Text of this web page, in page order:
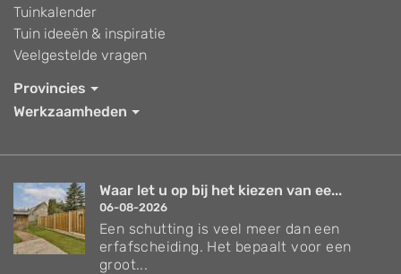
Tuinkalender
Tuin ideeën & inspiratie
Veelgestelde vragen
Provincies
Werkzaamheden
Waar let u op bij het kiezen van ee...
06-08-2026
Een schutting is veel meer dan een
erfafscheiding. Het bepaalt voor een
groot...